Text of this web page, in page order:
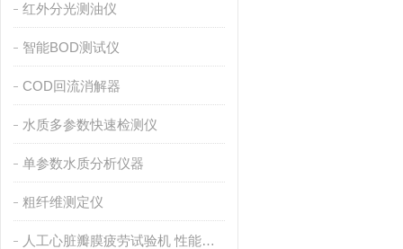
红外分光测油仪
智能BOD测试仪
COD回流消解器
水质多参数快速检测仪
单参数水质分析仪器
粗纤维测定仪
人工心脏瓣膜疲劳试验机 性能稳定